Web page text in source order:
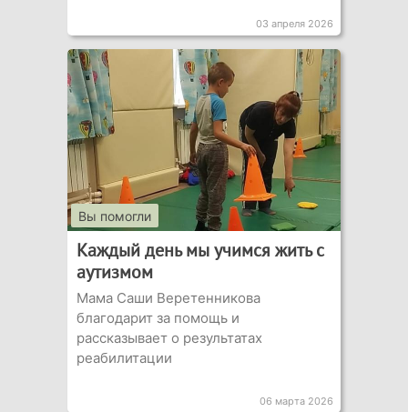
03 апреля 2026
Вы помогли
Каждый день мы учимся жить с
аутизмом
Мама Саши Веретенникова
благодарит за помощь и
рассказывает о результатах
реабилитации
06 марта 2026